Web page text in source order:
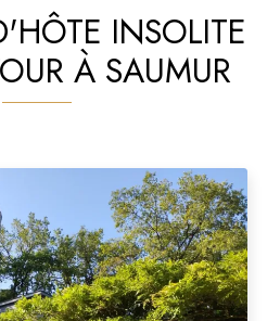
INSOLITE
À SAUMUR